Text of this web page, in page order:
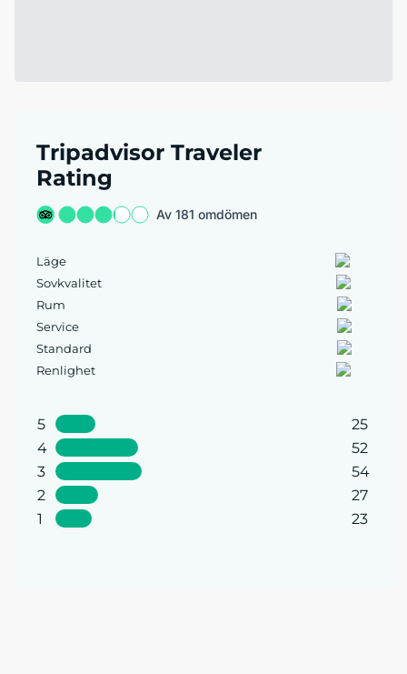
Tripadvisor Traveler
Rating
Av 181 omdömen
Läge
Sovkvalitet
Rum
Service
Standard
Renlighet
5
25
4
52
3
54
2
27
1
23